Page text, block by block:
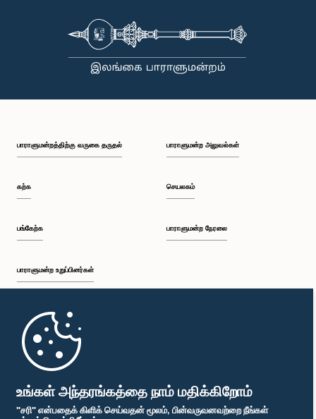
உங்கள் அந்தரங்கத்தை நாம் மதிக்கிறோம்
"சரி" என்பதைக் கிளிக் செய்வதன் மூலம், பின்வருவனவற்றை நீங்கள்
பாராளுமன்றத்திற்கு வருகை தருதல்
கற்க
பங்கேற்க
பாராளுமன்ற உறுப்பினர்கள்
முதற்பக்கம்
பாராளுமன்ற அலுவல்கள்
செயலகம்
பாராளுமன்ற நேரலை
பாராளுமன்ற கையடக்க செயலி